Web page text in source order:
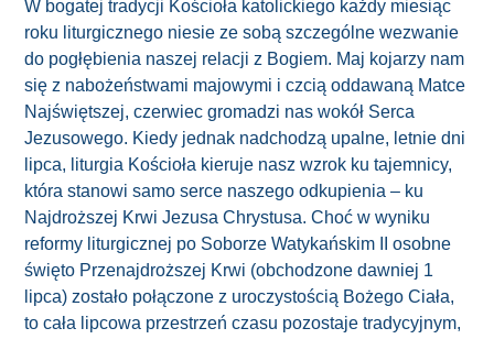
W bogatej tradycji Kościoła katolickiego każdy miesiąc
roku liturgicznego niesie ze sobą szczególne wezwanie
do pogłębienia naszej relacji z Bogiem. Maj kojarzy nam
się z nabożeństwami majowymi i czcią oddawaną Matce
Najświętszej, czerwiec gromadzi nas wokół Serca
Jezusowego. Kiedy jednak nadchodzą upalne, letnie dni
lipca, liturgia Kościoła kieruje nasz wzrok ku tajemnicy,
która stanowi samo serce naszego odkupienia – ku
Najdroższej Krwi Jezusa Chrystusa. Choć w wyniku
reformy liturgicznej po Soborze Watykańskim II osobne
święto Przenajdroższej Krwi (obchodzone dawniej 1
lipca) zostało połączone z uroczystością Bożego Ciała,
to cała lipcowa przestrzeń czasu pozostaje tradycyjnym,